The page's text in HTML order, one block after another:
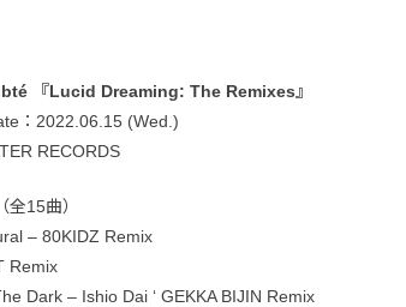
『Lucid Dreaming: The Remixes』
：2022.06.15 (Wed.)
RECORDS
全15曲）
– 80KIDZ Remix
Remix
Dark – Ishio Dai ‘ GEKKA BIJIN Remix